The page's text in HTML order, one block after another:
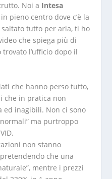
Noi a Intesa
pieno centro dove c’è la
tutto per aria, ti ho
che spiega più di
l’ufficio dopo il
che hanno perso tutto,
che in pratica non
ed inagibili. Non ci sono
ma purtroppo
non stanno
che una
mentre i prezzi